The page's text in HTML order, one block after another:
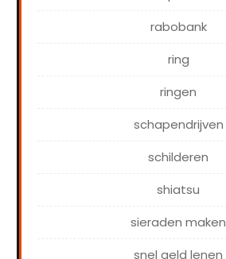
rabobank
ring
ringen
schapendrijven
schilderen
shiatsu
sieraden maken
snel geld lenen